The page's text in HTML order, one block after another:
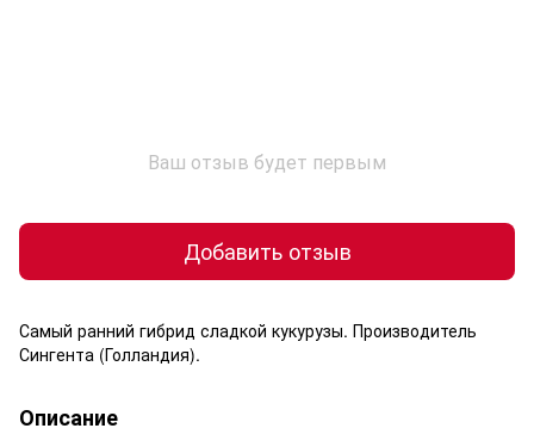
Ваш отзыв будет первым
Добавить отзыв
Самый ранний гибрид сладкой кукурузы. Производитель
Сингента (Голландия).
Описание